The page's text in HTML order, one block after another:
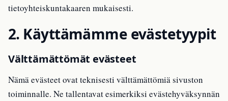
tietoyhteiskuntakaaren mukaisesti.
2. Käyttämämme evästetyypit
Välttämättömät evästeet
Nämä evästeet ovat teknisesti välttämättömiä sivuston
toiminnalle. Ne tallentavat esimerkiksi evästehyväksynnän